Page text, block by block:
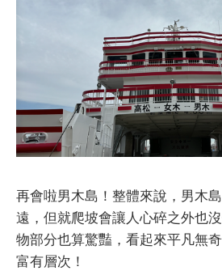
再會啦男木島！整體來說，男木
遠，但就爬坡會讓人心碎之外也
物部分也算驚豔，看起來平凡無
富有層次！